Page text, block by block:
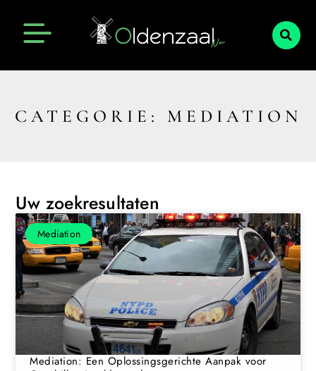
CATEGORIE: MEDIATION
Uw zoekresultaten
Mediation
Mediation: Een Oplossingsgerichte Aanpak voor